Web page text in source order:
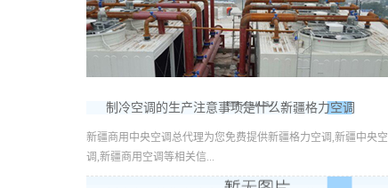
制冷空调的生产注意事项是什么新疆格力空调
新疆商用中央空调总代理为您免费提供新疆格力空调,新疆中央空
调,新疆商用空调等相关信...